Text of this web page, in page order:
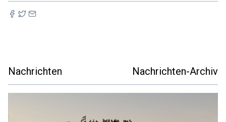
Nachrichten Nachrichten-Archiv